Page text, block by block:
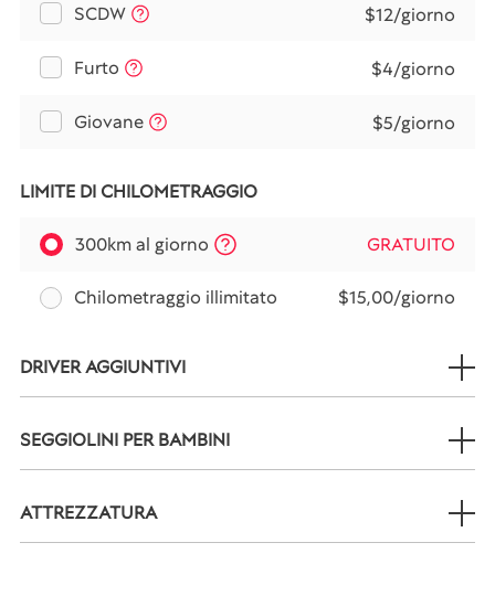
SCDW $12/giorno
Furto $4/giorno
Giovane $5/giorno
LIMITE DI CHILOMETRAGGIO
300km al giorno GRATUITO
Chilometraggio illimitato $15,00/giorno
DRIVER AGGIUNTIVI
SEGGIOLINI PER BAMBINI
ATTREZZATURA